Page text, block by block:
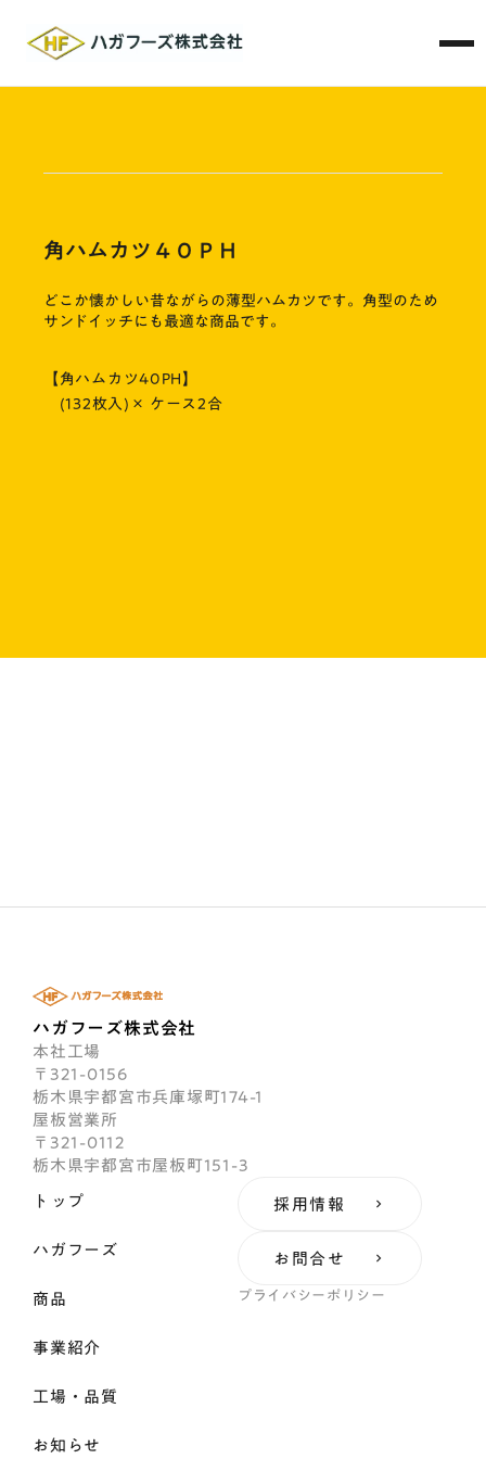
角ハムカツ４０ＰＨ
どこか懐かしい昔ながらの薄型ハムカツです。角型のため
サンドイッチにも最適な商品です。
【角ハムカツ40PH】
(132枚入)× ケース2合
ハガフーズ株式会社
本社工場
〒321-0156
栃木県宇都宮市兵庫塚町174-1
屋板営業所
〒321-0112
栃木県宇都宮市屋板町151-3
トップ
ハガフーズ
商品
事業紹介
工場・品質
お知らせ
採用情報 keyboard_arrow_right
お問合せ keyboard_arrow_right
プライバシーポリシー